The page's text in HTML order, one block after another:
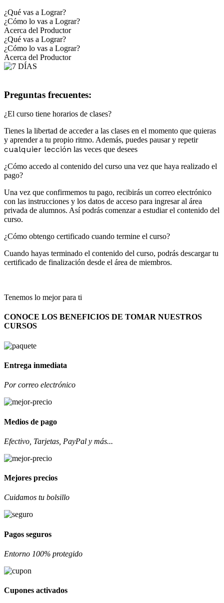
¿Qué vas a Lograr?
¿Cómo lo vas a Lograr?
Acerca del Productor
¿Qué vas a Lograr?
¿Cómo lo vas a Lograr?
Acerca del Productor
Preguntas frecuentes:
¿El curso tiene horarios de clases?
Tienes la libertad de acceder a las clases en el momento que quieras
y aprender a tu propio ritmo. Además, puedes pausar y repetir
cualquier lección las veces que desees
¿Cómo accedo al contenido del curso una vez que haya realizado el
pago?
Una vez que confirmemos tu pago, recibirás un correo electrónico
con las instrucciones y los datos de acceso para ingresar al área
privada de alumnos. Así podrás comenzar a estudiar el contenido del
curso.
¿Cómo obtengo certificado cuando termine el curso?
Cuando hayas terminado el contenido del curso, podrás descargar tu
certificado de finalización desde el área de miembros.
Tenemos lo mejor para ti
CONOCE LOS BENEFICIOS DE TOMAR NUESTROS
CURSOS
Entrega inmediata
Por correo electrónico
Medios de pago
Efectivo, Tarjetas, PayPal y más...
Mejores precios
Cuidamos tu bolsillo
Pagos seguros
Entorno 100% protegido
Cupones activados